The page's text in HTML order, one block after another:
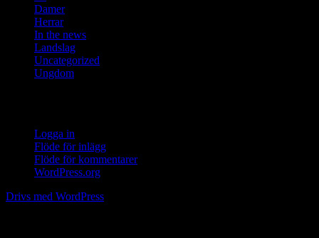
Damer
Herrar
In the news
Landslag
Uncategorized
Ungdom
Logga in
Flöde för inlägg
Flöde för kommentarer
WordPress.org
Drivs med WordPress